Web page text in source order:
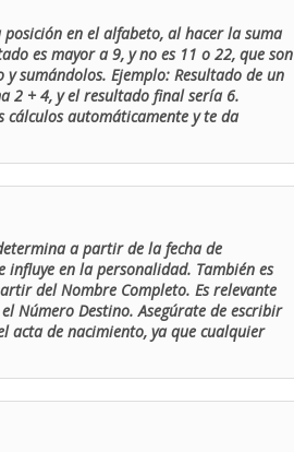
en el alfabeto, al hacer la suma
es mayor a 9, y no es 11 o 22, que son
sumándolos. Ejemplo: Resultado de un
2 + 4, y el resultado final sería 6.
automáticamente y te da
a partir de la fecha de
influye en la personalidad. También es
del Nombre Completo. Es relevante
Número Destino. Asegúrate de escribir
acta de nacimiento, ya que cualquier